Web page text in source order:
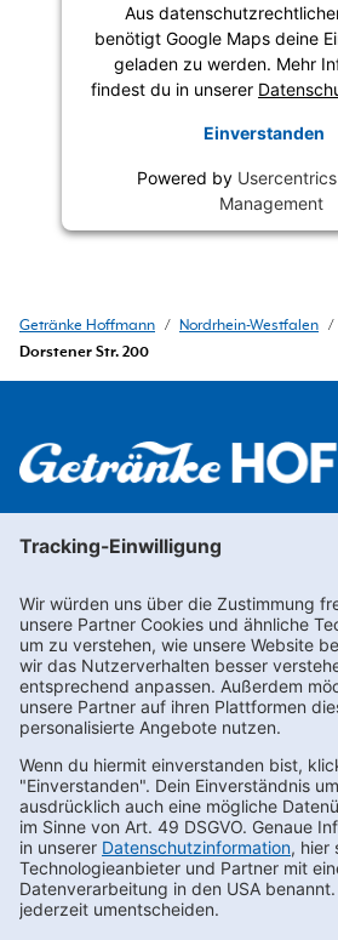
Aus
benötigt Google Maps deine
geladen zu werden. Mehr
findest du in unserer
Einverstanden
Powered by
Management
Getränke Hoffmann / Nordrhein-Westfalen /
Dorstener Str. 200
Newsletter
Kontakt
FAQs
Karriere
Datenschutz